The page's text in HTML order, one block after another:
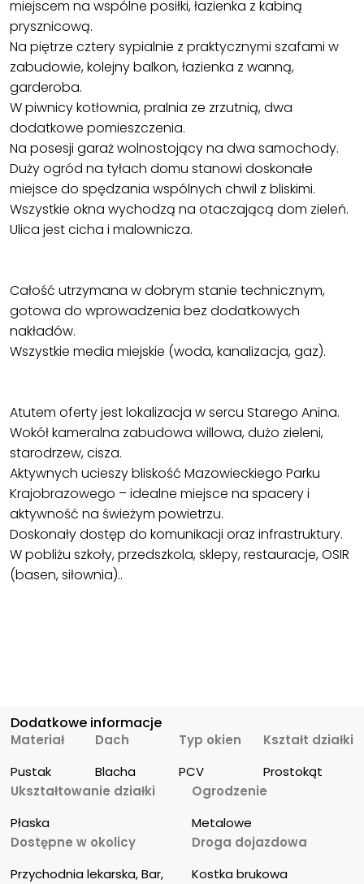
miejscem na wspólne posiłki, łazienka z kabiną
prysznicową.
Na piętrze cztery sypialnie z praktycznymi szafami w
zabudowie, kolejny balkon, łazienka z wanną,
garderoba.
W piwnicy kotłownia, pralnia ze zrzutnią, dwa
dodatkowe pomieszczenia.
Na posesji garaż wolnostojący na dwa samochody.
Duży ogród na tyłach domu stanowi doskonałe
miejsce do spędzania wspólnych chwil z bliskimi.
Wszystkie okna wychodzą na otaczającą dom zieleń.
Ulica jest cicha i malownicza.
Całość utrzymana w dobrym stanie technicznym,
gotowa do wprowadzenia bez dodatkowych
nakładów.
Wszystkie media miejskie (woda, kanalizacja, gaz).
Atutem oferty jest lokalizacja w sercu Starego Anina.
Wokół kameralna zabudowa willowa, dużo zieleni,
starodrzew, cisza.
Aktywnych ucieszy bliskość Mazowieckiego Parku
Krajobrazowego – idealne miejsce na spacery i
aktywność na świeżym powietrzu.
Doskonały dostęp do komunikacji oraz infrastruktury.
W pobliżu szkoły, przedszkola, sklepy, restauracje, OSIR
(basen, siłownia)..
Dodatkowe informacje
Materiał
Pustak
Dach
Blacha
Typ okien
PCV
Kształt działki
Prostokąt
Ukształtowanie działki
Płaska
Ogrodzenie
Metalowe
Dostępne w okolicy
Przychodnia lekarska, Bar,
Droga dojazdowa
Kostka brukowa